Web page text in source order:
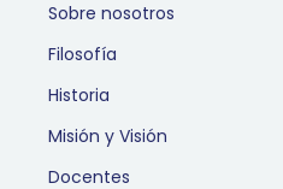
Sobre nosotros
Filosofía
Historia
Misión y Visión
Docentes